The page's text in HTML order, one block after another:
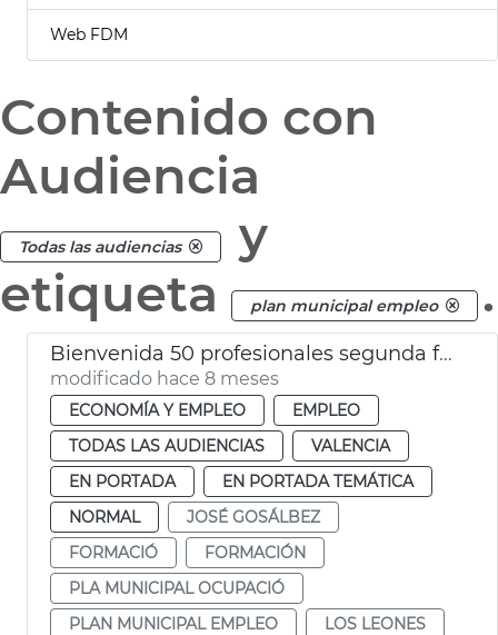
Web FDM
Contenido con
Audiencia
Todas las audiencias
y
etiqueta
plan municipal empleo .
Bienvenida 50 profesionales segunda fase plan empleo municipal València
modificado hace 8 meses
ECONOMÍA Y EMPLEO
EMPLEO
TODAS LAS AUDIENCIAS
VALENCIA
EN PORTADA
EN PORTADA TEMÁTICA
NORMAL
JOSÉ GOSÁLBEZ
FORMACIÓ
FORMACIÓN
PLA MUNICIPAL OCUPACIÓ
PLAN MUNICIPAL EMPLEO
LOS LEONES